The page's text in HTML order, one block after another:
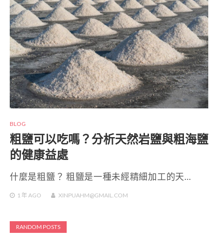
BLOG
粗鹽可以吃嗎？分析天然岩鹽與粗海鹽
的健康益處
什麼是粗鹽？ 粗鹽是一種未經精細加工的天…
1 年 AGO XINPUAHM@GMAIL.COM
RANDOM POSTS